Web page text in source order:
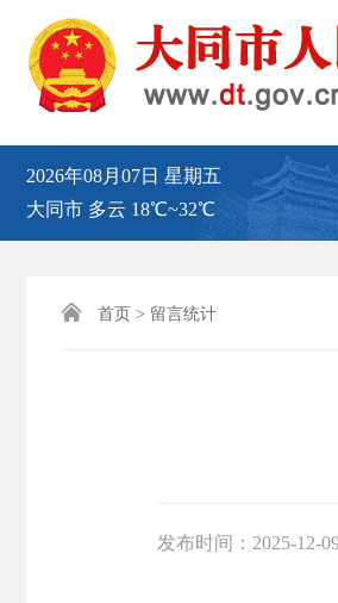
2026年08月07日 星期五
大同市 多云 18℃~32℃
 首页 > 留言统计
发布时间： 2025-12-